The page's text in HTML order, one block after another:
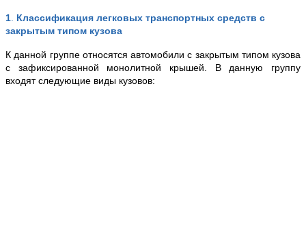
1 Классификация легковых транспортных средств с
закрытым типом кузова
К данной группе относятся автомобили с закрытым типом кузова
с зафиксированной монолитной крышей. В данную группу
входят следующие виды кузовов: